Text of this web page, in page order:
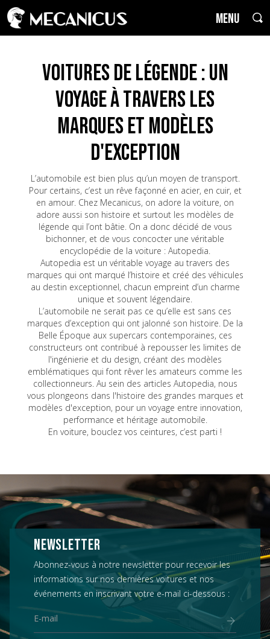
MENU
Voitures de Légende : un
voyage à travers les
marques et modèles
d'exception
L’automobile est bien plus qu’un moyen de transport.
Pour certains, c’est un rêve façonné en acier, en cuir, et
en amour. Chez Mecanicus, on adore la voiture, on
adore aussi son histoire et surtout les modèles de
légende qui l’ont bâtie. On a donc décidé de vous
bichonner, et de vous concocter une véritable
encyclopédie de la voiture : Autopedia.
Autopedia est un véritable voyage au travers des
marques qui ont marqué l’histoire et créé des véhicules
au destin exceptionnel, chacun empreint d’un charme
unique et souvent légendaire.
L’automobile ne serait pas ce qu’elle est sans ces
marques d’exception qui ont jalonné son histoire. De la
Belle Époque aux supercars contemporaines, ces
constructeurs ont contribué à repousser les limites de
l'ingénierie et du design, créant des modèles
emblématiques qui font rêver les amateurs comme les
collectionneurs. Au sein des articles Autopedia, nous
vous plongeons dans l'histoire des grandes marques et
modèles d'exception, pour un voyage entre innovation,
performance et héritage automobile.
En voiture, bouclez vos ceintures, c’est parti !
NEWSLETTER
Abonnez-vous à notre newsletter pour recevoir les
informations sur nos dernières voitures et nos
événements en inscrivant votre e-mail ci-dessous :